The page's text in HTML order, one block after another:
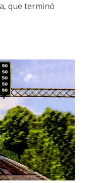
que terminó